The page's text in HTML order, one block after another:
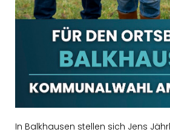
In Balkhausen stellen sich Jens